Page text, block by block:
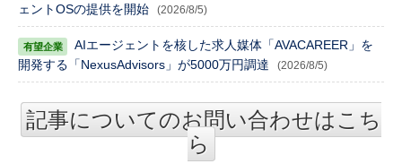
ェントOSの提供を開始
(2026/8/5)
AIエージェントを核した求人媒体「AVACAREER」を
開発する「NexusAdvisors」が5000万円調達
(2026/8/5)
記事についてのお問い合わせはこち
ら